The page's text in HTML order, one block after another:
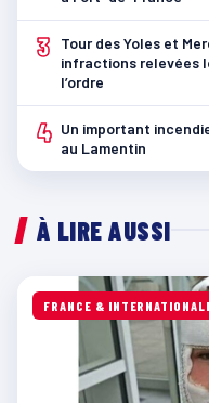
3
Tour des Yoles et
infractions relevées
l’ordre
4 Un important
au Lamentin
À LIRE AUSSI
FRANCE &